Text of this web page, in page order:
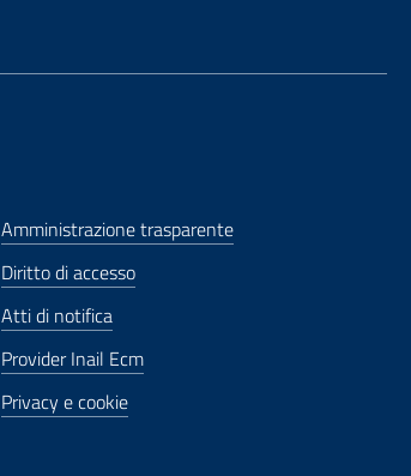
Amministrazione trasparente
Diritto di accesso
Atti di notifica
Provider Inail Ecm
Privacy e cookie